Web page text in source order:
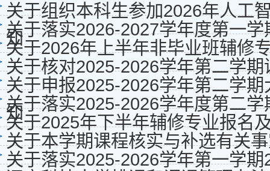
关于组织本科生参加2026年人工
知
关于落实2026-2027学年度第一
关于2026年上半年非毕业班辅修
关于核对2025-2026学年第二学
关于申报2025-2026学年第二学
知
关于落实2025-2026学年度第二
关于2025年下半年辅修专业报名
关于本学期课程核实与补选有关
关于落实2025-2026学年第一学